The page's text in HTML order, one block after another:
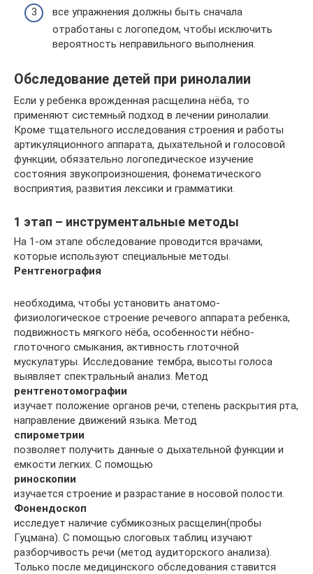
все упражнения должны быть сначала
отработаны с логопедом, чтобы исключить
вероятность неправильного выполнения.
Обследование детей при ринолалии
Если у ребенка врожденная расщелина нёба, то
применяют системный подход в лечении ринолалии.
Кроме тщательного исследования строения и работы
артикуляционного аппарата, дыхательной и голосовой
функции, обязательно логопедическое изучение
состояния звукопроизношения, фонематического
восприятия, развития лексики и грамматики.
1 этап – инструментальные методы
На 1-ом этапе обследование проводится врачами,
которые используют специальные методы.
Рентгенография
необходима, чтобы установить анатомо-
физиологическое строение речевого аппарата ребенка,
подвижность мягкого нёба, особенности нёбно-
глоточного смыкания, активность глоточной
мускулатуры. Исследование тембра, высоты голоса
выявляет спектральный анализ. Метод
рентгенотомографии
изучает положение органов речи, степень раскрытия рта,
направление движений языка. Метод
спирометрии
позволяет получить данные о дыхательной функции и
емкости легких. С помощью
риноскопии
изучается строение и разрастание в носовой полости.
Фонендоскоп
исследует наличие субмикозных расщелин(пробы
Гуцмана). С помощью слоговых таблиц изучают
разборчивость речи (метод аудиторского анализа).
Только после медицинского обследования ставится